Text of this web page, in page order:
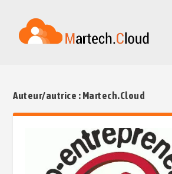
Auteur/autrice : Martech.Cloud